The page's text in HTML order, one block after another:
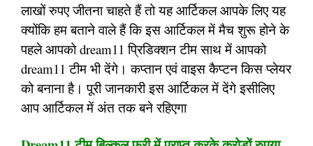
लाखों रुपए जीतना चाहते हैं तो यह आर्टिकल आपके लिए यह
क्योंकि हम बताने वाले हैं कि इस आर्टिकल में मैच शुरू होने के
पहले आपको dream11 प्रिडिक्शन टीम साथ में आपको
dream11 टीम भी देंगे। कप्तान एवं वाइस कैप्टन किस प्लेयर
को बनाना है। पूरी जानकारी इस आर्टिकल में देंगे इसीलिए
आप आर्टिकल में अंत तक बने रहिएगा